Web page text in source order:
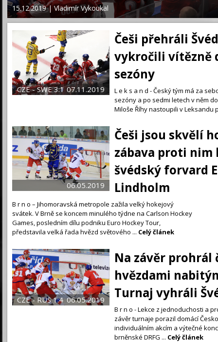
15.12.2019 | Vladimír Vykoukal
07.11.2019
CZE - SWE 3:1
Češi přehráli
vykročili vítězně
sezóny
L e k s a n d - Český tým má za
sezóny a po sedmi letech v něm
Miloše Říhy nastoupili v Leksandu
06.05.2019
Češi jsou skvělí
zábava proti
švédský forvard
Lindholm
B r n o – Jihomoravská metropole zažila velký hokejový
svátek. V Brně se koncem minulého týdne na Carlson Hockey
Games, posledním dílu podniku Euro Hockey Tour,
představila velká řada hvězd světového ... Celý článek
06.05.2019
CZE - RUS 1:4
Na závěr prohrál
hvězdami
Turnaj vyhráli
B r n o - Lekce z jednoduchosti a
závěr turnaje porazil domácí
individuálním akcím a výtečné
brněnské DRFG ... Celý článek